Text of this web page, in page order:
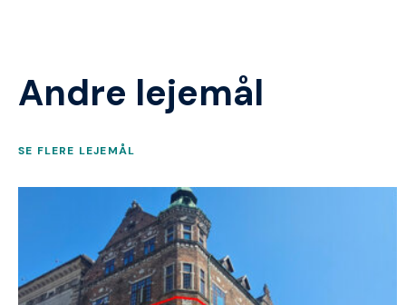
Andre lejemål
SE FLERE LEJEMÅL